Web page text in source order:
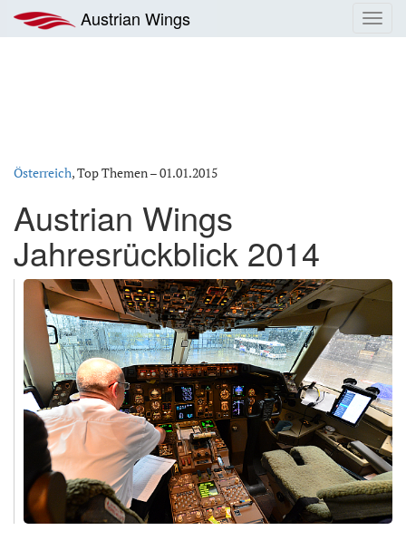
Inhalt
springen
Austrian Wings
Österreich, Top Themen –01.01.2015
Austrian Wings
Jahresrückblick 2014